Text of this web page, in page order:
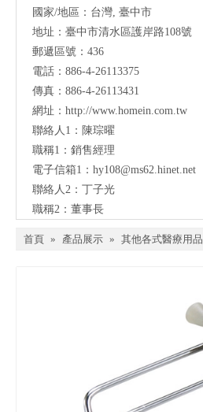
國家/地區：台灣, 臺中市
地址：臺中市清水區護岸路108號
郵遞區號：436
電話：886-4-26113375
傳真：886-4-26113431
網址： http://www.homein.com.tw
聯絡人1：陳琮曜
職稱1：銷售經理
電子信箱1： hy108@ms62.hinet.net
聯絡人2：丁子光
職稱2：董事長
首頁 » 產品展示 » 其他各式醫療用品